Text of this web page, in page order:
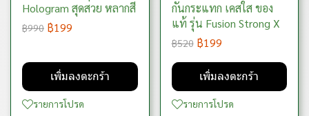
Hologram สุดสวย หลากสี
฿990 ฿199
เพิ่มลงตะกร้า
รายการโปรด
กันกระแทก เคสใส ของ
แท้ รุ่น Fusion Strong X
฿520 ฿199
เพิ่มลงตะกร้า
รายการโปรด